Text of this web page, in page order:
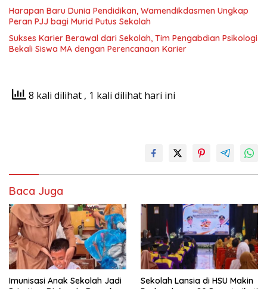
Harapan Baru Dunia Pendidikan, Wamendikdasmen Ungkap
Peran PJJ bagi Murid Putus Sekolah
Sukses Karier Berawal dari Sekolah, Tim Pengabdian Psikologi
Bekali Siswa MA dengan Perencanaan Karier
8 kali dilihat , 1 kali dilihat hari ini
Baca Juga
Imunisasi Anak Sekolah Jadi
Sekolah Lansia di HSU Makin